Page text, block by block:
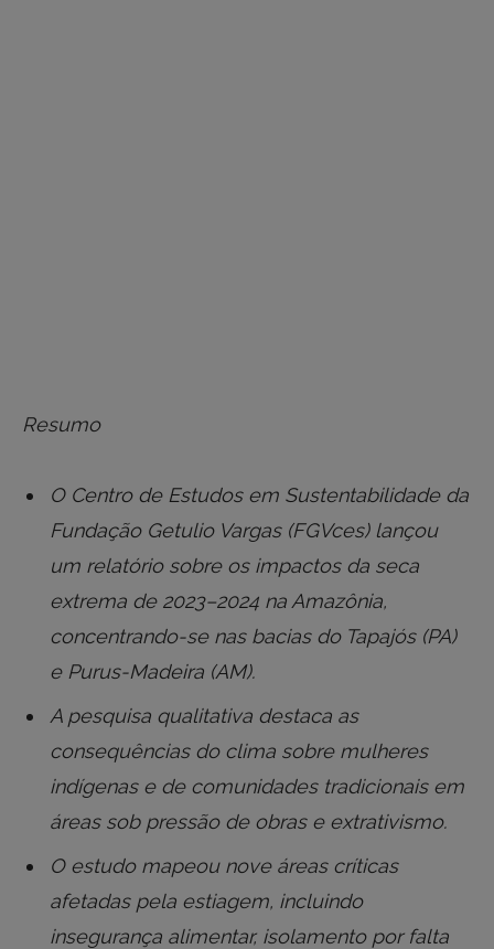
Resumo
O Centro de Estudos em Sustentabilidade da
Fundação Getulio Vargas (FGVces) lançou
um relatório sobre os impactos da seca
extrema de 2023–2024 na Amazônia,
concentrando-se nas bacias do Tapajós (PA)
e Purus-Madeira (AM).
A pesquisa qualitativa destaca as
consequências do clima sobre mulheres
indígenas e de comunidades tradicionais em
áreas sob pressão de obras e extrativismo.
O estudo mapeou nove áreas críticas
afetadas pela estiagem, incluindo
insegurança alimentar, isolamento por falta